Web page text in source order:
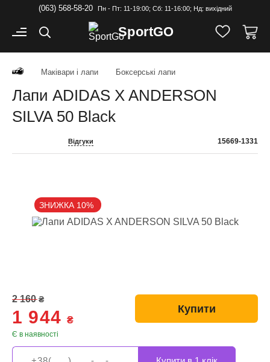
(063) 568-58-20 Пн - Пт: 11-19:00; Cб: 11-16:00; Нд: вихідний
SportGO
Маківари і лапи Боксерські лапи
Лапи ADIDAS X ANDERSON
SILVA 50 Black
Відгуки 15669-1331
ЗНИЖКА 10%
2 160₴
1 944₴
Є в наявності
Купити